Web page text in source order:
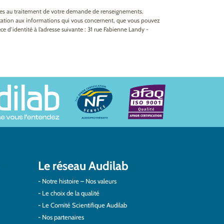
au traitement de votre demande de renseignements.
aux informations qui vous concernent, que vous pouvez
à l’adresse suivante : 31 rue Fabienne Landy -
Le réseau Audilab
Notre histoire – Nos valeurs
Le choix de la qualité
Le Comité Scientifique Audilab
Nos partenaires